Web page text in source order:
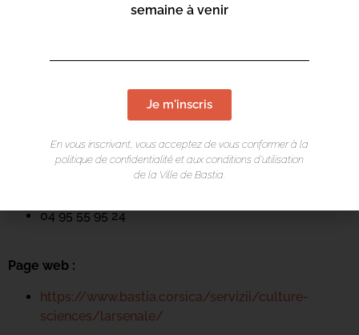
20200 Bastia
04 95 55 95 24
Page web :
https://www.bastia.corsica/servizii/culture-
sciences/larsenale/
semaine à venir
Je m'inscris
En vous inscrivant, vous acceptez de vous conformer à la
politique de confidentialité et aux conditions d’utilisation
de la Ville de Bastia.